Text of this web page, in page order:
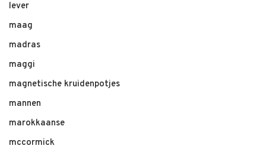
lever
maag
madras
maggi
magnetische kruidenpotjes
mannen
marokkaanse
mccormick